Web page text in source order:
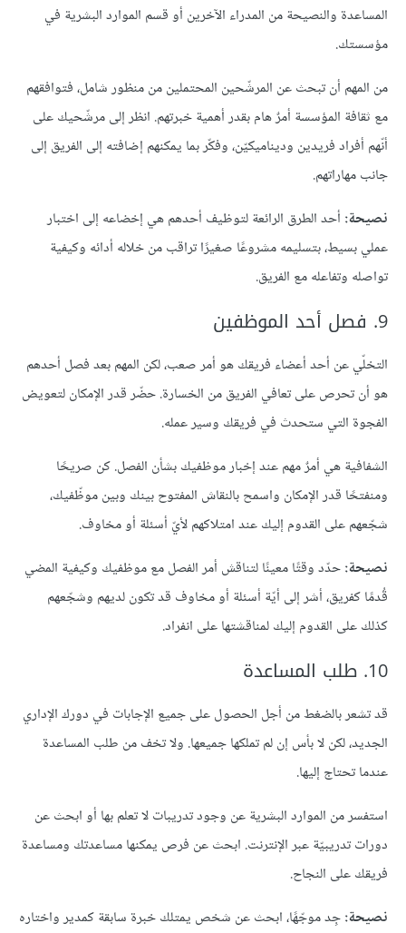
المساعدة والنصيحة من المدراء الآخرين أو قسم الموارد البشرية في
مؤسستك.
من المهم أن تبحث عن المرشّحين المحتملين من منظور شامل، فتوافقهم
مع ثقافة المؤسسة أمرٌ هام بقدر أهمية خبرتهم. انظر إلى مرشّحيك على
أنّهم أفراد فريدين وديناميكيّن، وفكّر بما يمكنهم إضافته إلى الفريق إلى
جانب مهاراتهم.
نصيحة: أحد الطرق الرائعة لتوظيف أحدهم هي إخضاعه إلى اختبار
عملي بسيط، بتسليمه مشروعًا صغيرًا تراقب من خلاله أدائه وكيفية
تواصله وتفاعله مع الفريق.
9. فصل أحد الموظفين
التخلّي عن أحد أعضاء فريقك هو أمر صعب، لكن المهم بعد فصل أحدهم
هو أن تحرص على تعافي الفريق من الخسارة. حضّر قدر الإمكان لتعويض
الفجوة التي ستحدث في فريقك وسير عمله.
الشفافية هي أمرٌ مهم عند إخبار موظفيك بشأن الفصل. كن صريحًا
ومنفتحًا قدر الإمكان واسمح بالنقاش المفتوح بينك وبين موظّفيك،
شجّعهم على القدوم إليك عند امتلاكهم لأيّ أسئلة أو مخاوف.
نصيحة:حدّد وقتًا معينًا لتناقش أمر الفصل مع موظفيك وكيفية المضي
قُدمًا كفريق، أشر إلى أيّة أسئلة أو مخاوف قد تكون لديهم وشجّعهم
كذلك على القدوم إليك لمناقشتها على انفراد.
10. طلب المساعدة
قد تشعر بالضغط من أجل الحصول على جميع الإجابات في دورك الإداري
الجديد، لكن لا بأس إن لم تملكها جميعها. ولا تخف من طلب المساعدة
عندما تحتاج إليها.
استفسر من الموارد البشرية عن وجود تدريبات لا تعلم بها أو ابحث عن
دورات تدريبيّة عبر الإنترنت. ابحث عن فرص يمكنها مساعدتك ومساعدة
فريقك على النجاح.
نصيحة:جِد موجّهًا، ابحث عن شخص يمتلك خبرة سابقة كمدير واختاره